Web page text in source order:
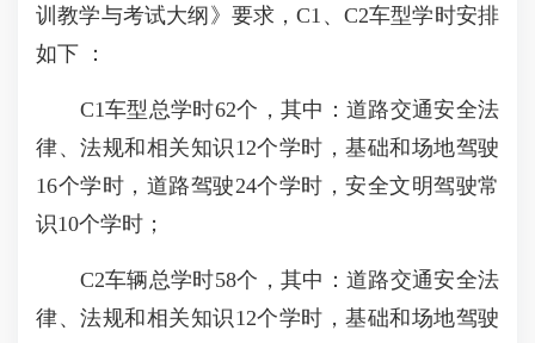
训教学与考试大纲》要求，C1、C2车型学时安排
如下 ：
C1车型总学时62个，其中：道路交通安全法
律、法规和相关知识12个学时，基础和场地驾驶
16个学时，道路驾驶24个学时，安全文明驾驶常
识10个学时；
C2车辆总学时58个，其中：道路交通安全法
律、法规和相关知识12个学时，基础和场地驾驶